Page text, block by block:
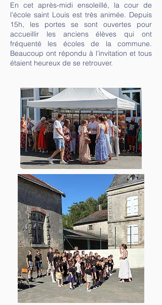
En cet après-midi ensoleillé, la cour de
l’école saint Louis est très animée. Depuis
15h, les portes se sont ouvertes pour
accueillir les anciens élèves qui ont
fréquenté les écoles de la commune.
Beaucoup ont répondu à l’invitation et tous
étaient heureux de se retrouver.